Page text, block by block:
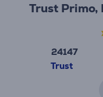
Trust Primo,
24147
Trust